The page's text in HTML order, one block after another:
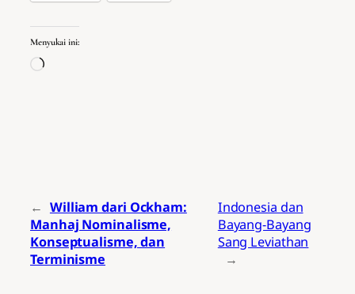
Menyukai ini:
Memuat...
← William dari Ockham:
Manhaj Nominalisme,
Konseptualisme, dan
Terminisme
Indonesia dan
Bayang-Bayang
Sang Leviathan
→